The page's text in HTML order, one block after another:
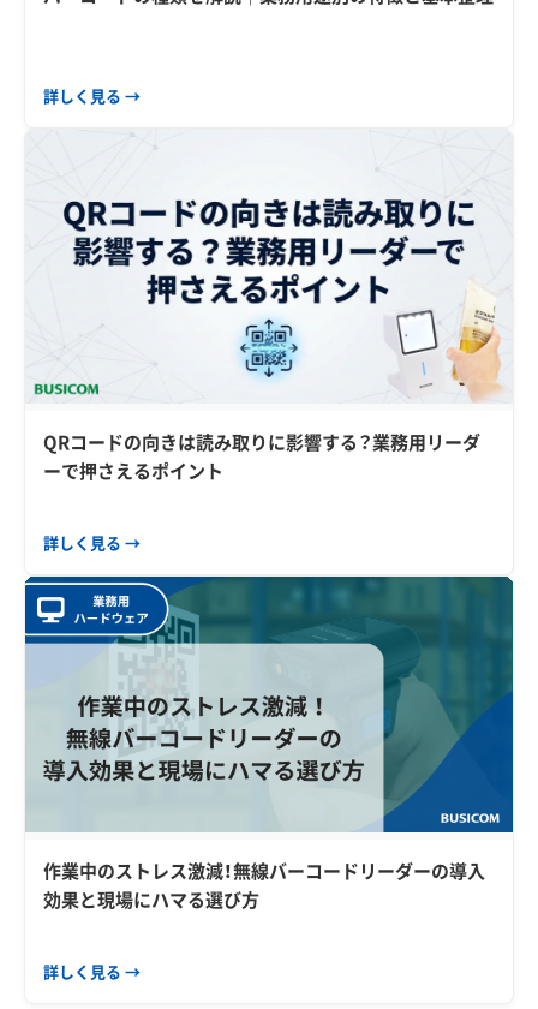
詳しく見る →
QRコードの向きは読み取りに影響する？業務用リーダ
ーで押さえるポイント
詳しく見る →
作業中のストレス激減！無線バーコードリーダーの導入
効果と現場にハマる選び方
詳しく見る →